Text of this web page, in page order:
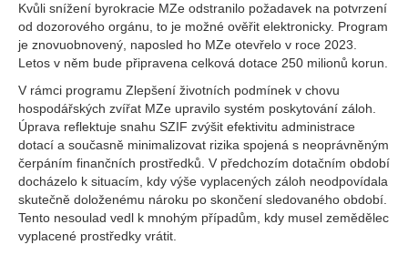
Kvůli snížení byrokracie MZe odstranilo požadavek na potvrzení
od dozorového orgánu, to je možné ověřit elektronicky. Program
je znovuobnovený, naposled ho MZe otevřelo v roce 2023.
Letos v něm bude připravena celková dotace 250 milionů korun.
V rámci programu Zlepšení životních podmínek v chovu
hospodářských zvířat MZe upravilo systém poskytování záloh.
Úprava reflektuje snahu SZIF zvýšit efektivitu administrace
dotací a současně minimalizovat rizika spojená s neoprávněným
čerpáním finančních prostředků. V předchozím dotačním období
docházelo k situacím, kdy výše vyplacených záloh neodpovídala
skutečně doloženému nároku po skončení sledovaného období.
Tento nesoulad vedl k mnohým případům, kdy musel zemědělec
vyplacené prostředky vrátit.